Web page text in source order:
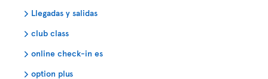
Llegadas y salidas
club class
online check-in es
option plus